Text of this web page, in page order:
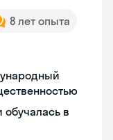
8 лет опыта
в